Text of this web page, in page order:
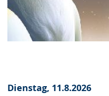
Dienstag, 11.8.2026